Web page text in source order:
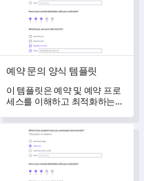
예약 문의 양식 템플릿
이 템플릿은 예약 및 예약 프로
세스를 이해하고 최적화하는
작용을 원활하게 합니다.
문의 양식 템플릿